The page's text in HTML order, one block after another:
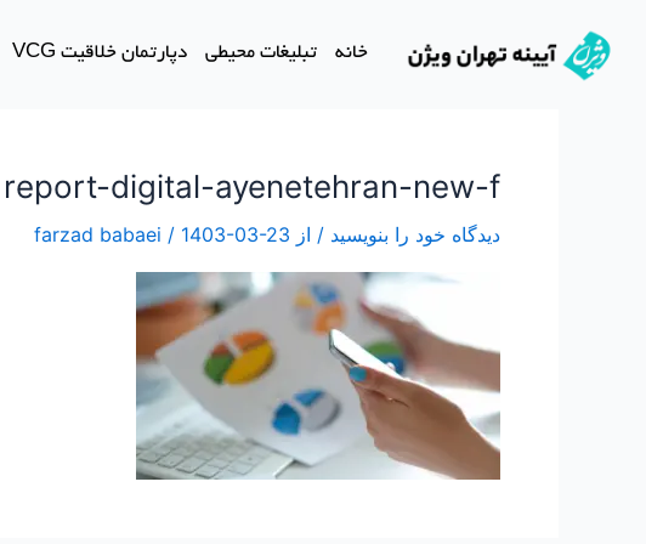
خانه تبلیغات محیطی دپارتمان خلاقیت VCG
report-digital-ayenetehran-new-f
دیدگاه‌ خود را بنویسید / از farzad babaei / 1403-03-23